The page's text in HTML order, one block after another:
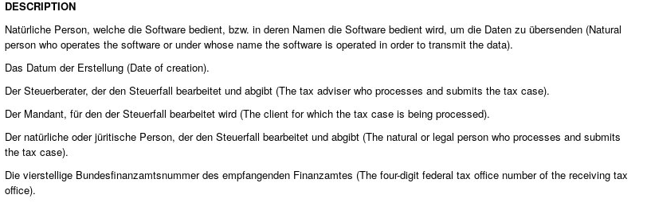
DESCRIPTION
Natürliche Person, welche die Software bedient, bzw. in deren Namen die Software bedient wird, um die Daten zu übersenden (Natural
person who operates the software or under whose name the software is operated in order to transmit the data).
Das Datum der Erstellung (Date of creation).
Der Steuerberater, der den Steuerfall bearbeitet und abgibt (The tax adviser who processes and submits the tax case).
Der Mandant, für den der Steuerfall bearbeitet wird (The client for which the tax case is being processed).
Der natürliche oder jüritische Person, der den Steuerfall bearbeitet und abgibt (The natural or legal person who processes and submits
the tax case).
Die vierstellige Bundesfinanzamtsnummer des empfangenden Finanzamtes (The four-digit federal tax office number of the receiving tax
office).